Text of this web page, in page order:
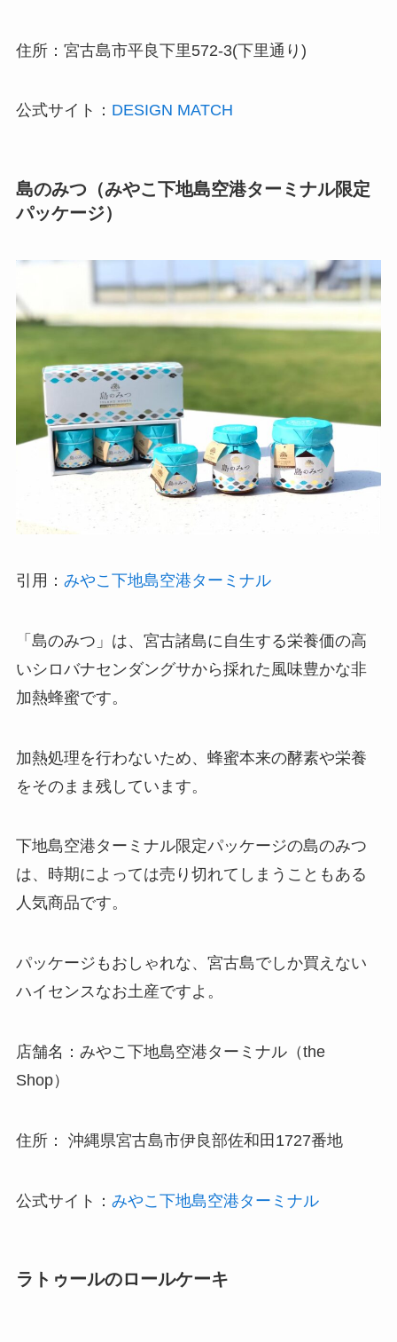
住所：宮古島市平良下里572-3(下里通り)
公式サイト： DESIGN MATCH
島のみつ（みやこ下地島空港ターミナル限定
パッケージ）
引用： みやこ下地島空港ターミナル
「島のみつ」は、宮古諸島に自生する栄養価の高
いシロバナセンダングサから採れた風味豊かな非
加熱蜂蜜です。
加熱処理を行わないため、蜂蜜本来の酵素や栄養
をそのまま残しています。
下地島空港ターミナル限定パッケージの島のみつ
は、時期によっては売り切れてしまうこともある
人気商品です。
パッケージもおしゃれな、宮古島でしか買えない
ハイセンスなお土産ですよ。
店舗名：みやこ下地島空港ターミナル（the
Shop）
住所： 沖縄県宮古島市伊良部佐和田1727番地
公式サイト： みやこ下地島空港ターミナル
ラトゥールのロールケーキ